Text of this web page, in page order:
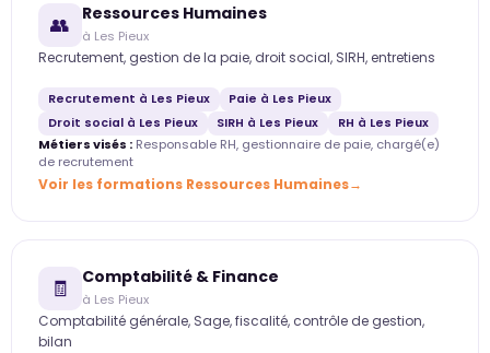
👥 Ressources Humaines
à Les Pieux
Recrutement, gestion de la paie, droit social, SIRH, entretiens
Recrutement à Les Pieux
Paie à Les Pieux
Droit social à Les Pieux
SIRH à Les Pieux RH à Les Pieux
Métiers visés : Responsable RH, gestionnaire de paie, chargé(e)
de recrutement
Voir les formations Ressources Humaines
🧾 Comptabilité & Finance
à Les Pieux
Comptabilité générale, Sage, fiscalité, contrôle de gestion,
bilan